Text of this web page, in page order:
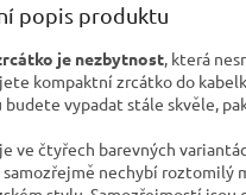
popis produktu
je nezbytnost , která
kompaktní zrcátko do
vypadat stále skvěle,
ve čtyřech barevných
nechybí roztomilý